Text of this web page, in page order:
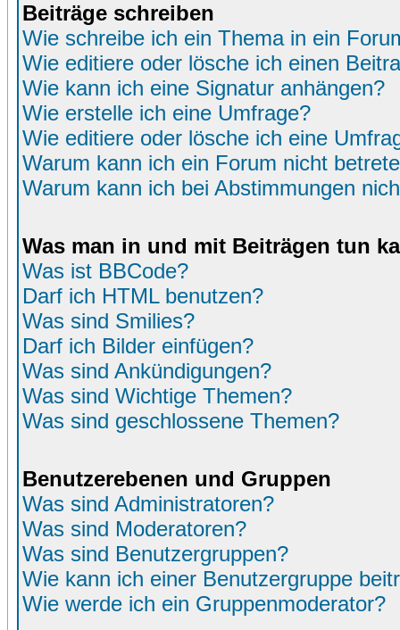
Beiträge schreiben
Wie schreibe ich ein Thema in ein
Wie editiere oder lösche ich einen
Wie kann ich eine Signatur anhängen?
Wie erstelle ich eine Umfrage?
Wie editiere oder lösche ich eine
Warum kann ich ein Forum nicht
Warum kann ich bei Abstimmungen
Was man in und mit Beiträgen tun
Was ist BBCode?
Darf ich HTML benutzen?
Was sind Smilies?
Darf ich Bilder einfügen?
Was sind Ankündigungen?
Was sind Wichtige Themen?
Was sind geschlossene Themen?
Benutzerebenen und Gruppen
Was sind Administratoren?
Was sind Moderatoren?
Was sind Benutzergruppen?
Wie kann ich einer Benutzergruppe
Wie werde ich ein Gruppenmoderator?